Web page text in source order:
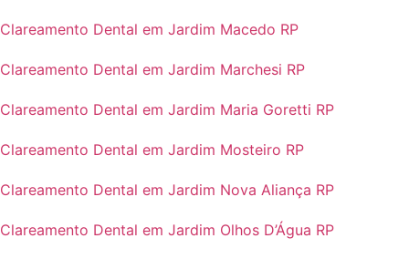
Clareamento Dental em Jardim Macedo RP
Clareamento Dental em Jardim Marchesi RP
Clareamento Dental em Jardim Maria Goretti RP
Clareamento Dental em Jardim Mosteiro RP
Clareamento Dental em Jardim Nova Aliança RP
Clareamento Dental em Jardim Olhos D’Água RP